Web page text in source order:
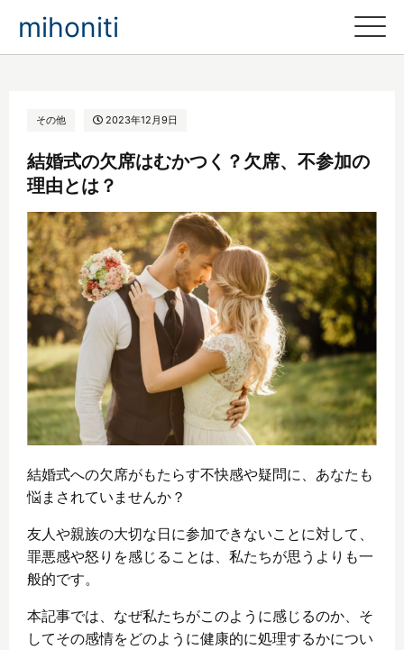
mihoniti
その他 2023年12月9日
結婚式の欠席はむかつく？欠席、不参加の
理由とは？
結婚式への欠席がもたらす不快感や疑問に、あなたも
悩まされていませんか？
友人や親族の大切な日に参加できないことに対して、
罪悪感や怒りを感じることは、私たちが思うよりも一
般的です。
本記事では、なぜ私たちがこのように感じるのか、そ
してその感情をどのように健康的に処理するかについ